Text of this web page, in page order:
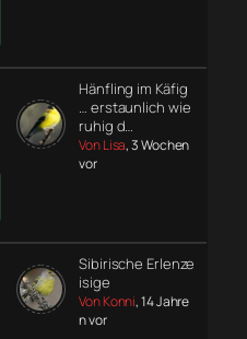
Hänfling im Käfig
… erstaunlich wie
ruhig d…
Von Lisa, 3 Wochen
vor
Sibirische Erlenze
isige
Von Konni, 14 Jahre
n vor